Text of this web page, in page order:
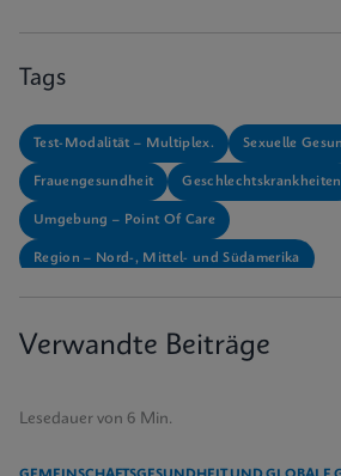
Tags
Test-Modalität – Multiplex. Sexuelle
Frauengesundheit Geschlechtskrankheiten
Umgebung – Point Of Care
Region – Nord-, Mittel- und Südamerika
Verwandte Beiträge
Lesedauer von 6 Min.